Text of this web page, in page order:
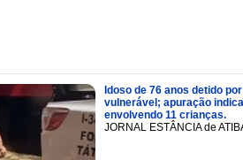
Idoso de 76 anos detido
vulnerável; apuração
envolvendo 11 crianças.
JORNAL ESTÂNCIA de